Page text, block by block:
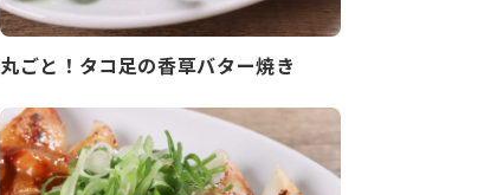
丸ごと！タコ足の香草バター焼き